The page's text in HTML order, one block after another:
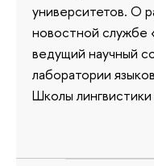
университетов. О
новостной службе
ведущий научный
лаборатории
Школы